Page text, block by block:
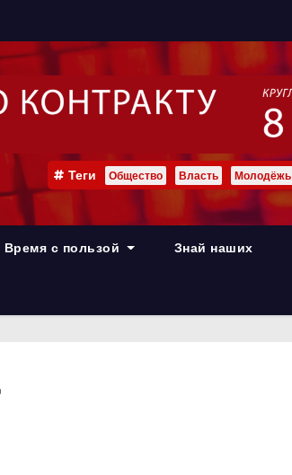
Теги Общество Власть Молодёжь
Время с пользой Знай наших